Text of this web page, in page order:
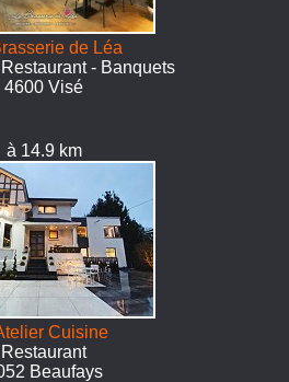
de Léa
- Banquets
4600 Visé
à 14.9 km
Cuisine
Restaurant
Beaufays